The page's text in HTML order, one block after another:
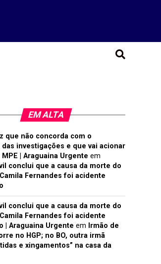
EM ALTA
que não concorda com o
investigações e que vai acionar
| Araguaina Urgente em
conclui que a causa da morte do
Fernandes foi acidente
conclui que a causa da morte do
Fernandes foi acidente
| Araguaina Urgente em Irmão de
no HGP; no BO, outra irmã
e xingamentos” na casa da